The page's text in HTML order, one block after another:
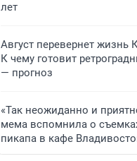
лет
Август перевернет жизнь
К чему готовит
— прогноз
«Так неожиданно и
мема вспомнила о
пикапа в кафе